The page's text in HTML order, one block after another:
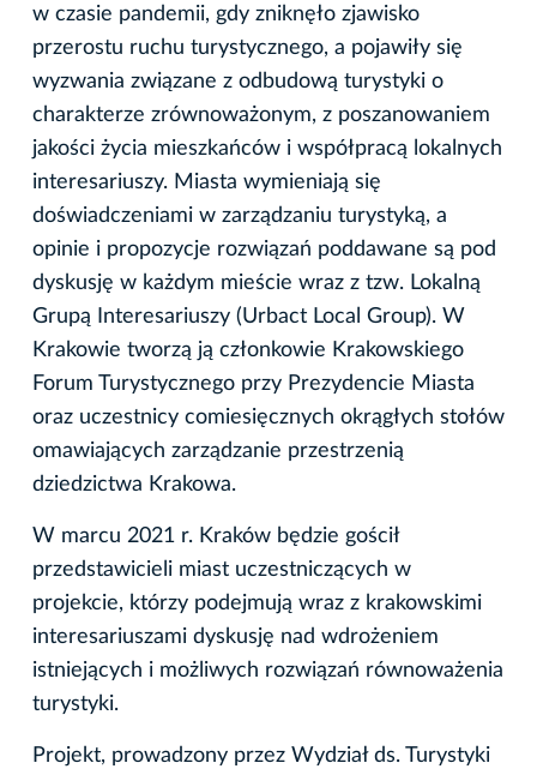
w czasie pandemii, gdy zniknęło zjawisko
przerostu ruchu turystycznego, a pojawiły się
wyzwania związane z odbudową turystyki o
charakterze zrównoważonym, z poszanowaniem
jakości życia mieszkańców i współpracą lokalnych
interesariuszy. Miasta wymieniają się
doświadczeniami w zarządzaniu turystyką, a
opinie i propozycje rozwiązań poddawane są pod
dyskusję w każdym mieście wraz z tzw. Lokalną
Grupą Interesariuszy (Urbact Local Group). W
Krakowie tworzą ją członkowie Krakowskiego
Forum Turystycznego przy Prezydencie Miasta
oraz uczestnicy comiesięcznych okrągłych stołów
omawiających zarządzanie przestrzenią
dziedzictwa Krakowa.
W marcu 2021 r. Kraków będzie gościł
przedstawicieli miast uczestniczących w
projekcie, którzy podejmują wraz z krakowskimi
interesariuszami dyskusję nad wdrożeniem
istniejących i możliwych rozwiązań równoważenia
turystyki.
Projekt, prowadzony przez Wydział ds. Turystyki